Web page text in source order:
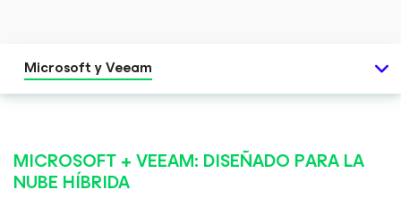
Microsoft y Veeam
MICROSOFT + VEEAM: DISEÑADO PARA LA
NUBE HÍBRIDA